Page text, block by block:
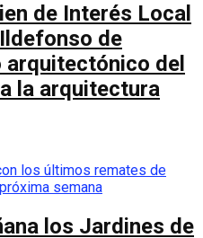
de Interés Local
de
arquitectónico del
la arquitectura
los Jardines de